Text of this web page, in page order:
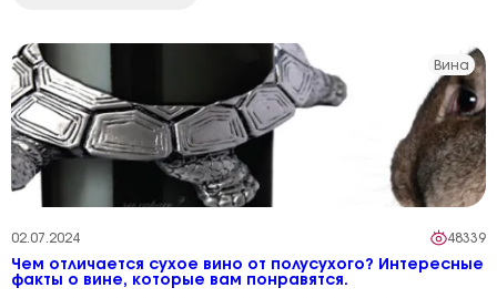
Вина
02.07.2024 48339
Чем отличается сухое вино от полусухого? Интересные
факты о вине, которые вам понравятся.